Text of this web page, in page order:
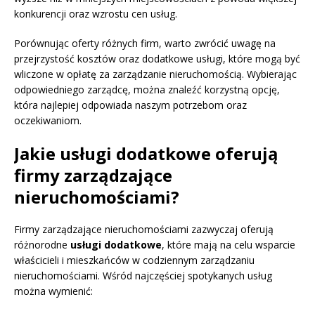
konkurencji oraz wzrostu cen usług.
Porównując oferty różnych firm, warto zwrócić uwagę na
przejrzystość kosztów oraz dodatkowe usługi, które mogą być
wliczone w opłatę za zarządzanie nieruchomością. Wybierając
odpowiedniego zarządcę, można znaleźć korzystną opcję,
która najlepiej odpowiada naszym potrzebom oraz
oczekiwaniom.
Jakie usługi dodatkowe oferują
firmy zarządzające
nieruchomościami?
Firmy zarządzające nieruchomościami zazwyczaj oferują
różnorodne usługi dodatkowe, które mają na celu wsparcie
właścicieli i mieszkańców w codziennym zarządzaniu
nieruchomościami. Wśród najczęściej spotykanych usług
można wymienić: